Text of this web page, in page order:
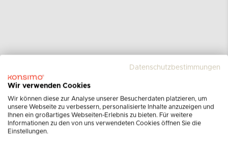
Datenschutzbestimmungen
Wir verwenden Cookies
Wir können diese zur Analyse unserer Besucherdaten platzieren, um
unsere Webseite zu verbessern, personalisierte Inhalte anzuzeigen und
Ihnen ein großartiges Webseiten-Erlebnis zu bieten. Für weitere
Informationen zu den von uns verwendeten Cookies öffnen Sie die
Einstellungen.